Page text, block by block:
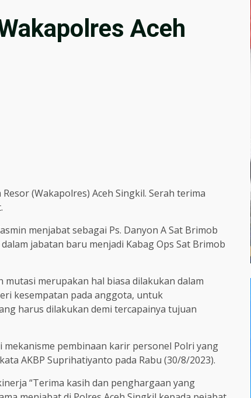
Aceh
(Wakapolres) Aceh Singkil. Serah terima
menjabat sebagai Ps. Danyon A Sat Brimob
jabatan baru menjadi Kabag Ops Sat Brimob
mutasi merupakan hal biasa dilakukan dalam
kesempatan pada anggota, untuk
harus dilakukan demi tercapainya tujuan
pembinaan karir personel Polri yang
AKBP Suprihatiyanto pada Rabu (30/8/2023).
“Terima kasih dan penghargaan yang